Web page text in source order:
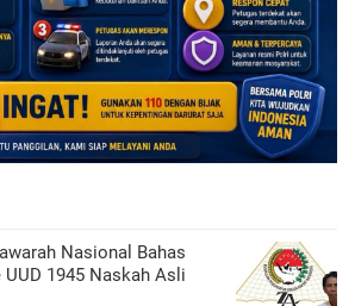
Nasional Bahas
1945 Naskah Asli